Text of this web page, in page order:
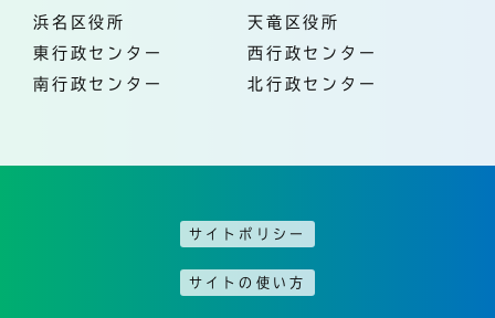
浜名区役所
天竜区役所
東行政センター
西行政センター
南行政センター
北行政センター
サイトポリシー
サイトの使い方